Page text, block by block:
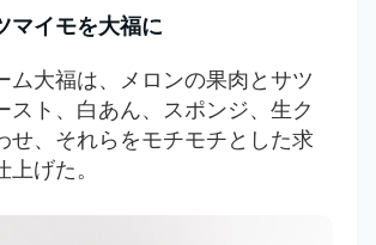
マイモを大福に
ム大福は、メロンの果肉とサツ
スト、白あん、スポンジ、生ク
せ、それらをモチモチとした求
げた。